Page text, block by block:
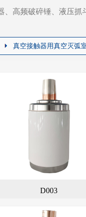
、高频破碎锤、液压抓
真空接触器用真空灭弧
D003